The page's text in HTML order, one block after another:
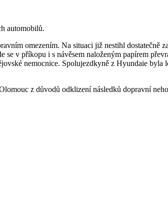
automobilů.
omezením. Na situaci již nestihl dostatečně
v příkopu i s návěsem naloženým papírem
nemocnice. Spolujezdkyně z Hyundaie byla
z důvodů odklizení následků dopravní